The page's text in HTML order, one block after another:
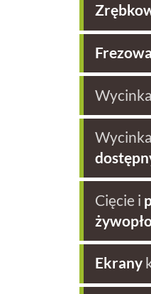
Wycinka
Cięcie i
Ekrany